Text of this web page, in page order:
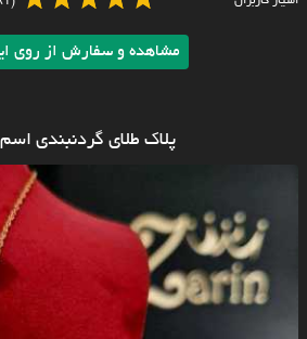
مشاهده و سفارش از روی
پلاک طلای گردنبندی اسم